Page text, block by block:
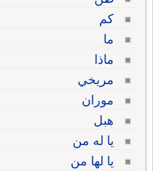
كم
ما
ماذا
مريخي
موران
هبل
يا له من
يا لها من